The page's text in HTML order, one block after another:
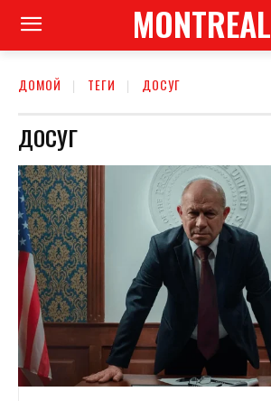
MONTREAL
ДОМОЙ ТЕГИ ДОСУГ
ДОСУГ